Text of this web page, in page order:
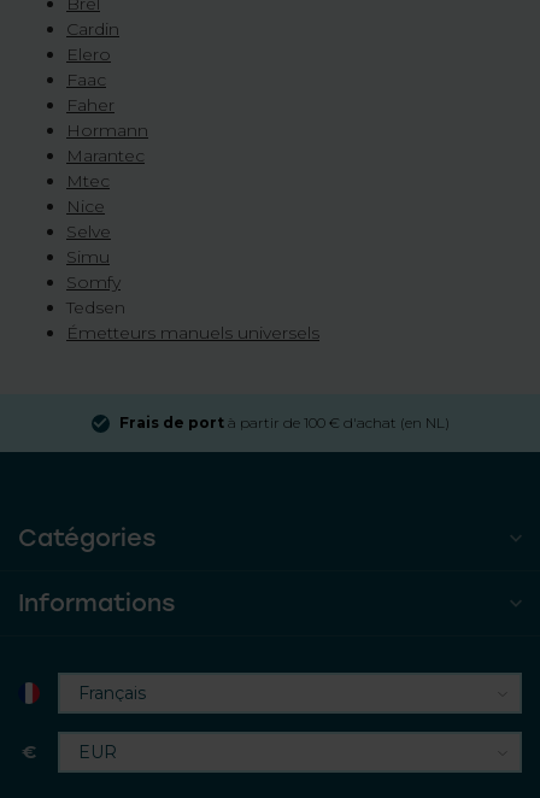
Cardin
Elero
Faac
Faher
Hormann
Marantec
Mtec
Nice
Selve
Simu
Somfy
Tedsen
Émetteurs manuels universels
Frais de portà partir de 100 € d'achat (en NL)
Catégories
Informations
€